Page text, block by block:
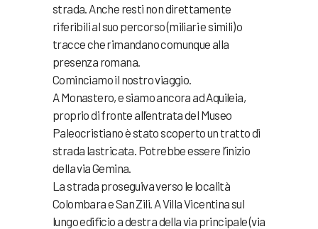
strada. Anche resti non direttamente
riferibili al suo percorso (miliari e simili) o
tracce che rimandano comunque alla
presenza romana.
Cominciamo il nostro viaggio.
A Monastero, e siamo ancora ad Aquileia,
proprio di fronte all’entrata del Museo
Paleocristiano è stato scoperto un tratto di
strada lastricata. Potrebbe essere l’inizio
della via Gemina.
La strada proseguiva verso le località
Colombara e San Zili. A Villa Vicentina sul
lungo edificio a destra della via principale (via